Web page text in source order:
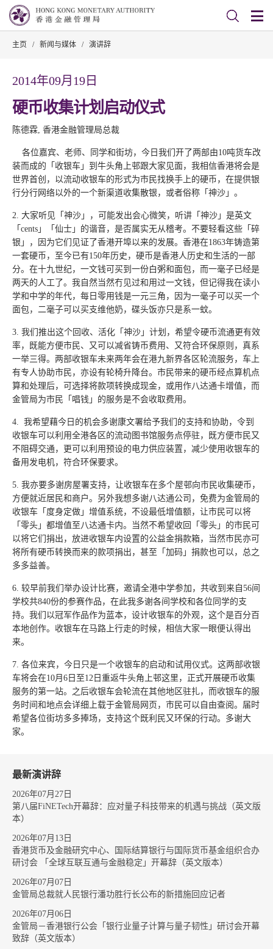
主页 / 新闻与媒体 / 演讲辞
2014年09月19日
硬币收集计划启动仪式
陈德霖, 香港金融管理局总裁
各位嘉宾、老师、同学和街坊，今日我们开了两部由10吨货车改
装而成的「收银车」到牛头角上邨跟大家见面，我相信香港将会是
世界首创，以流动收银车的形式为市民找换手上的硬币，在提供银
行分行网络以外的一个新渠道收集散银，或者俗称「神沙」。
2. 大家听见「神沙」，可能发出会心微笑，听讲「神沙」是英文
「cents」「仙士」的谐音，是否属实无从稽考。不要轻看这些「碎
银」，因为它们见证了香港开埠以来的发展。香港在1863年铸造第
一套硬币，至今已有150年历史，硬币是香港人历史和生活的一部
分。在十九世纪，一文钱可买到一份白粥和面包，而一毫子已经是
两天的人工了。我自然当然冇见过和用过一文钱，但记得我在读小
学和中学的年代，每日零用钱是一元三角，因为一毫子可以买一个
面包，二毫子可以买支维他奶，碟头饭亦只是系一蚊。
3. 我们推出这个回收、活化「神沙」计划，希望令硬币流通更有效
率，既能方便市民、又可以减省铸币费用、又符合环保原则，真系
一举三得。两部收银车未来两年会在港九新界各区轮流服务，车上
有专人协助市民，亦设有轮椅升降台。市民带来的硬币经点算机点
算和处理后，可选择将款项转换成现金，或用作八达通卡增值，而
金管局为市民「唱钱」的服务是不会收取费用。
4. 我希望藉今日的机会多谢康文署给予我们的支持和协助，令到
收银车可以利用全港各区的流动图书馆服务点停驻，既方便市民又
不阻碍交通，更可以利用预设的电力供应装置，减少使用收银车的
备用发电机，符合环保要求。
5. 我亦要多谢房屋署支持，让收银车在多个屋邨向市民收集硬币，
方便就近居民和商户。另外我想多谢八达通公司，免费为金管局的
收银车「度身定做」增值系统，不设最低增值额，让市民可以将
「零头」都增值至八达通卡内。当然不希望收回「零头」的市民可
以将它们捐出，放进收银车内设置的公益金捐款箱，当然市民亦可
将所有硬币转换而来的款项捐出，甚至「加码」捐款也可以，总之
多多益善。
6. 较早前我们举办设计比赛，邀请全港中学参加，共收到来自56间
学校共840份的参赛作品，在此我多谢各间学校和各位同学的支
持。我们以冠军作品作为蓝本，设计收银车的外观，这个是百分百
本地创作。收银车在马路上行走的时候，相信大家一眼便认得出
来。
7. 各位来宾，今日只是一个收银车的启动和试用仪式。这两部收银
车将会在10月6日至12日重返牛头角上邨这里，正式开展硬币收集
服务的第一站。之后收银车会轮流在其他地区驻扎，而收银车的服
务时间和地点会详细上载于金管局网页，市民可以自由查阅。届时
希望各位街坊多多捧场，支持这个既利民又环保的行动。多谢大
家。
最新演讲辞
2026年07月27日
第八届FiNETech开幕辞：应对量子科技带来的机遇与挑战（英文版
本）
2026年07月13日
香港货币及金融研究中心、国际结算银行与国际货币基金组织合办
研讨会 「全球互联互通与金融稳定」开幕辞（英文版本）
2026年07月07日
金管局总裁就人民银行潘功胜行长公布的新措施回应记者
2026年07月06日
金管局－香港银行公会「银行业量子计算与量子韧性」研讨会开幕
致辞（英文版本）